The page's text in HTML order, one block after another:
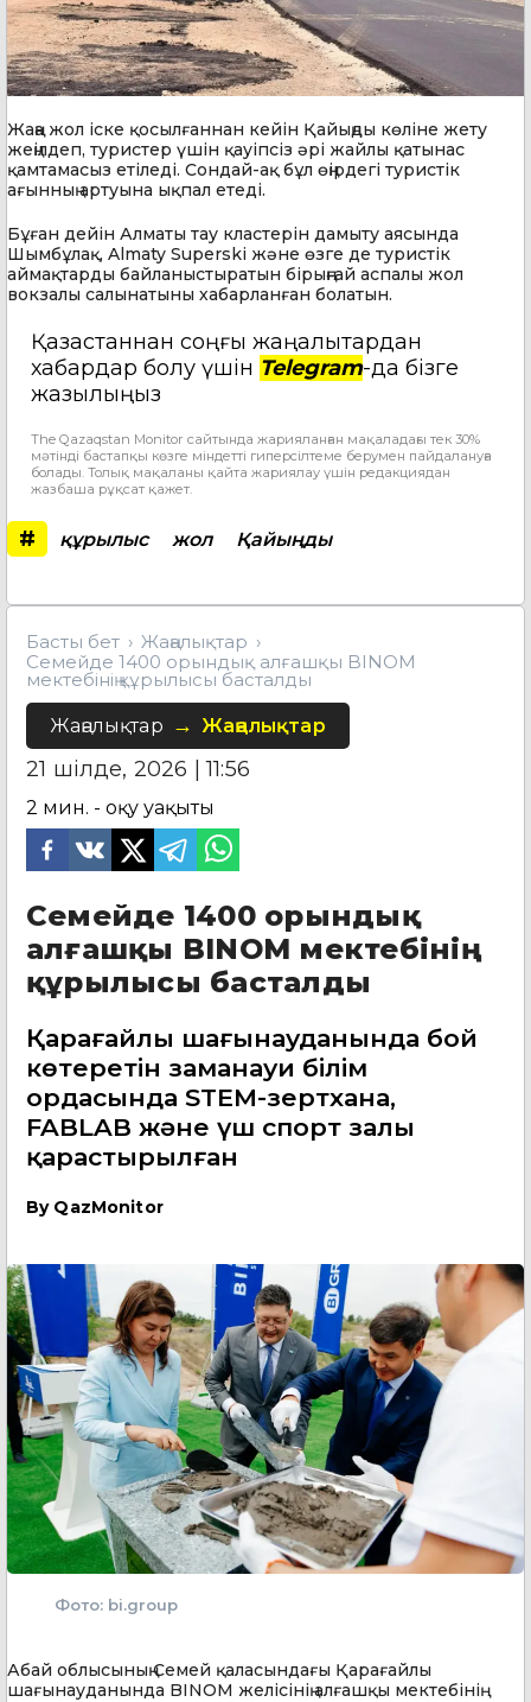
Жаңа жол іске қосылғаннан кейін Қайыңды көліне жету
жеңілдеп, туристер үшін қауіпсіз әрі жайлы қатынас
қамтамасыз етіледі. Сондай-ақ бұл өңірдегі туристік
ағынның артуына ықпал етеді.
Бұған дейін Алматы тау кластерін дамыту аясында
Шымбұлақ, Almaty Superski және өзге де туристік
аймақтарды байланыстыратын бірыңғай аспалы жол
вокзалы салынатыны хабарланған болатын.
Қазақстаннан соңғы жаңалықтардан
хабардар болу үшін Telegram-да бізге
жазылыңыз
The Qazaqstan Monitor сайтында жарияланған мақаладағы тек 30%
мәтінді бастапқы көзге міндетті гиперсілтеме берумен пайдалануға
болады. Толық мақаланы қайта жариялау үшін редакциядан
жазбаша рұқсат қажет.
# құрылыс жол Қайыңды
Басты бет
Жаңалықтар
Семейде 1400 орындық алғашқы BINOM
мектебінің құрылысы басталды
Жаңалықтар Жаңалықтар
21 шілде, 2026 | 11:56
2 мин. - оқу уақыты
Семейде 1400 орындық
алғашқы BINOM мектебінің
құрылысы басталды
Қарағайлы шағынауданында бой
көтеретін заманауи білім
ордасында STEM-зертхана,
FABLAB және үш спорт залы
қарастырылған
By QazMonitor
Фото: bi.group
Абай облысының Семей қаласындағы Қарағайлы
шағынауданында BINOM желісінің алғашқы мектебінің